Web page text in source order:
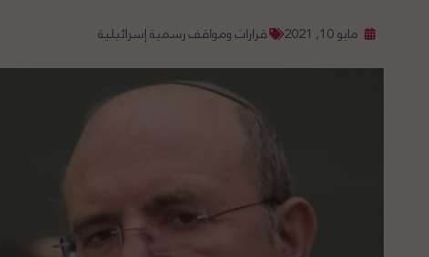
مايو 10, 2021 قرارات ومواقف رسمية إسرائيلية